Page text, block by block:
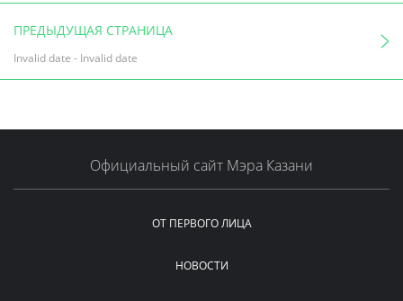
ПРЕДЫДУЩАЯ СТРАНИЦА
Invalid date - Invalid date
Официальный сайт Мэра Казани
ОТ ПЕРВОГО ЛИЦА
НОВОСТИ